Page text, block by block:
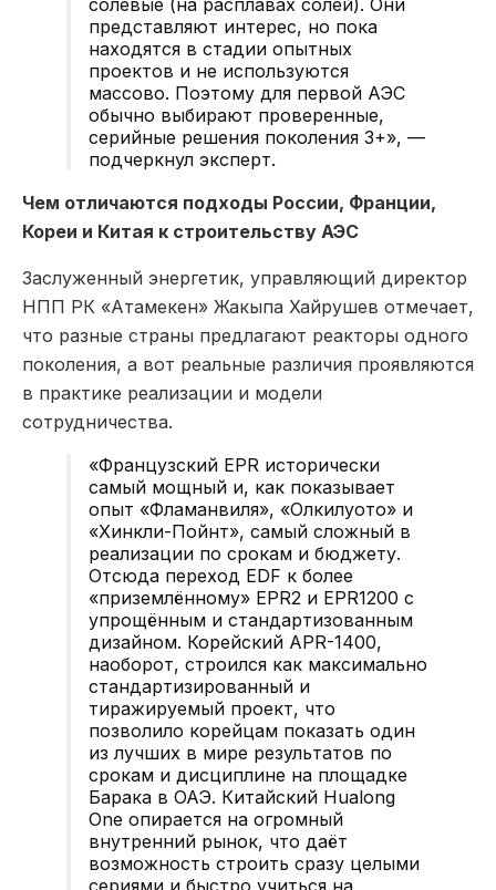
представляют интерес, но пока
находятся в стадии опытных
проектов и не используются
массово. Поэтому для первой АЭС
обычно выбирают проверенные,
серийные решения поколения 3+», —
подчеркнул эксперт.
Чем отличаются подходы России, Франции,
Кореи и Китая к строительству АЭС
Заслуженный энергетик, управляющий директор
НПП РК «Атамекен» Жакыпа Хайрушев отмечает,
что разные страны предлагают реакторы одного
поколения, а вот реальные различия проявляются
в практике реализации и модели
сотрудничества.
«Французский EPR исторически
самый мощный и, как показывает
опыт «Фламанвиля», «Олкилуото» и
«Хинкли-Пойнт», самый сложный в
реализации по срокам и бюджету.
Отсюда переход EDF к более
«приземлённому» EPR2 и EPR1200 с
упрощённым и стандартизованным
дизайном. Корейский APR-1400,
наоборот, строился как максимально
стандартизированный и
тиражируемый проект, что
позволило корейцам показать один
из лучших в мире результатов по
срокам и дисциплине на площадке
Барака в ОАЭ. Китайский Hualong
One опирается на огромный
внутренний рынок, что даёт
возможность строить сразу целыми
сериями и быстро учиться на